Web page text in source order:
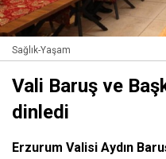
Sağlık-Yaşam
Vali Baruş ve
dinledi
Erzurum Valisi Aydın